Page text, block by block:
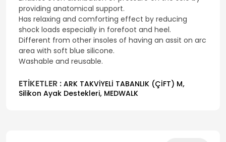
providing anatomical support.
Has relaxing and comforting effect by reducing
shock loads especially in forefoot and heel.
Different from other insoles of having an assit on arc
area with soft blue silicone.
Washable and reusable.
ETİKETLER : ARK TAKVİYELİ TABANLIK (ÇİFT) M,
Silikon Ayak Destekleri, MEDWALK